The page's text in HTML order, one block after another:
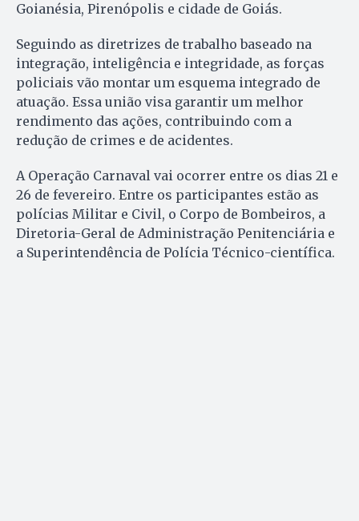
Goianésia, Pirenópolis e cidade de Goiás.
Seguindo as diretrizes de trabalho baseado na
integração, inteligência e integridade, as forças
policiais vão montar um esquema integrado de
atuação. Essa união visa garantir um melhor
rendimento das ações, contribuindo com a
redução de crimes e de acidentes.
A Operação Carnaval vai ocorrer entre os dias 21 e
26 de fevereiro. Entre os participantes estão as
polícias Militar e Civil, o Corpo de Bombeiros, a
Diretoria-Geral de Administração Penitenciária e
a Superintendência de Polícia Técnico-científica.